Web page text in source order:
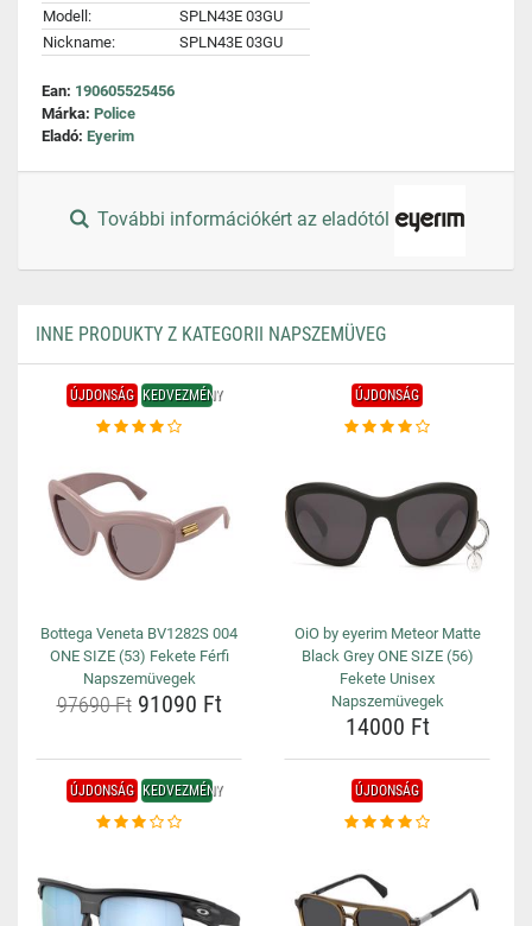
Modell:
SPLN43E 03GU
Nickname:
SPLN43E 03GU
Ean: 190605525456
Márka: Police
Eladó: Eyerim
További információkért az eladótól
INNE PRODUKTY Z KATEGORII NAPSZEMÜVEG
ÚJDONSÁG KEDVEZMÉNY
Bottega Veneta BV1282S 004
ONE SIZE (53) Fekete Férfi
Napszemüvegek
97690 Ft91090 Ft
ÚJDONSÁG
OiO by eyerim Meteor Matte
Black Grey ONE SIZE (56)
Fekete Unisex
Napszemüvegek
14000 Ft
ÚJDONSÁG KEDVEZMÉNY ÚJDONSÁG